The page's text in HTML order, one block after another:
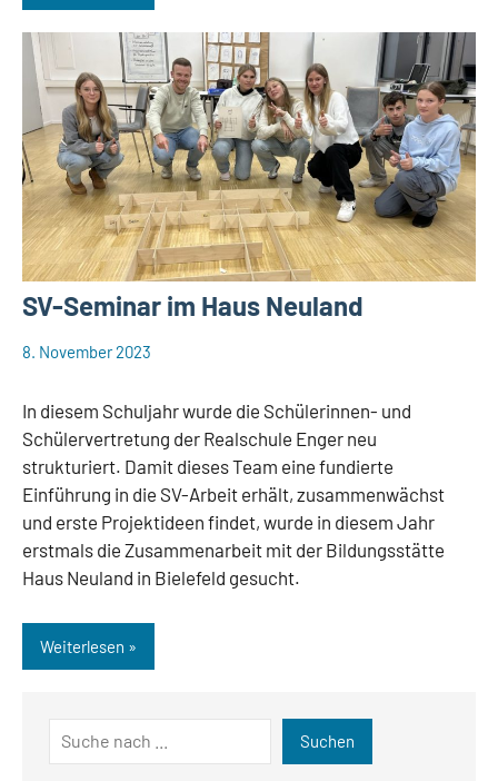
SV-Seminar im Haus Neuland
8. November 2023
web148
In diesem Schuljahr wurde die Schülerinnen- und
Schülervertretung der Realschule Enger neu
strukturiert. Damit dieses Team eine fundierte
Einführung in die SV-Arbeit erhält, zusammenwächst
und erste Projektideen findet, wurde in diesem Jahr
erstmals die Zusammenarbeit mit der Bildungsstätte
Haus Neuland in Bielefeld gesucht.
Weiterlesen
Suchen